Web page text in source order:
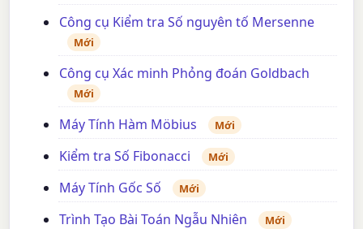
Công cụ Kiểm tra Số nguyên tố Mersenne
Mới
Công cụ Xác minh Phỏng đoán Goldbach
Mới
Máy Tính Hàm Möbius Mới
Kiểm tra Số Fibonacci Mới
Máy Tính Gốc Số Mới
Trình Tạo Bài Toán Ngẫu Nhiên Mới